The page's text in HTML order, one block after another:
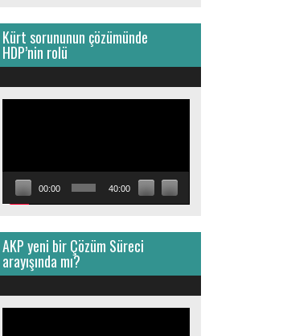
Kürt sorununun çözümünde
HDP’nin rolü
00:00 40:00
AKP yeni bir Çözüm Süreci
arayışında mı?